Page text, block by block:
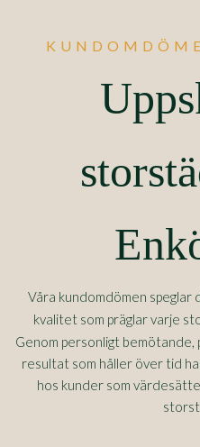
Våra kundomdömen speglar
kvalitet som präglar varje
Genom personligt
resultat som håller över tid
hos kunder som